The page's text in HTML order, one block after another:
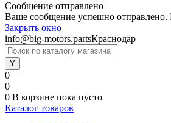
Сообщение отправлено
Ваше сообщение успешно
Закрыть окно
info@big-motors.partsКраснодар
0
0
0 В корзине пока пусто
Каталог товаров